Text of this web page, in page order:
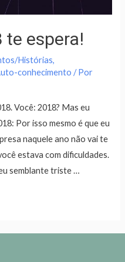
te espera!
Histórias,
conhecimento / Por
Você: 2018? Mas eu
Por isso mesmo é que eu
naquele ano não vai te
estava com dificuldades.
semblante triste …